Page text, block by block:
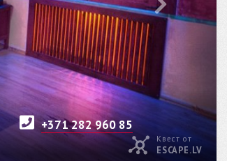
+371 282 960 85
Квест от
ESCAPE.LV